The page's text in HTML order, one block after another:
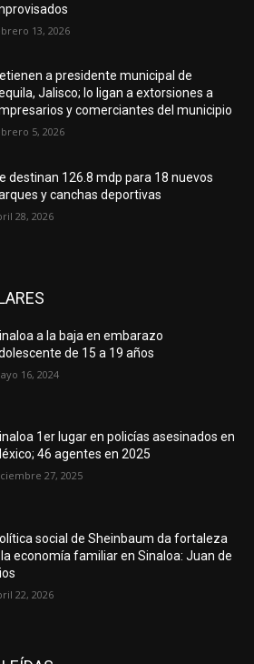
13, 2026
a presidente municipal de
Jalisco; lo ligan a extorsiones a
y comerciantes del municipio
5, 2026
destinan 126.8 mdp para 18 nuevos
y canchas deportivas
28, 2026
a la baja en embarazo
de 15 a 19 años
16, 2024
1er lugar en policías asesinados en
46 agentes en 2025
27, 2025
social de Sheinbaum da fortaleza
economía familiar en Sinaloa: Juan de
22, 2026